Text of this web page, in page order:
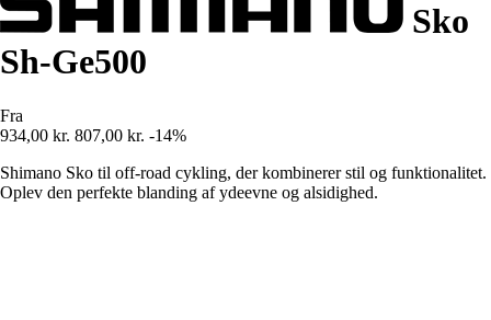
Sko
Sh-Ge500
Fra
934,00 kr. 807,00 kr. -14%
Shimano Sko til off-road cykling, der kombinerer stil og funktionalitet.
Oplev den perfekte blanding af ydeevne og alsidighed.